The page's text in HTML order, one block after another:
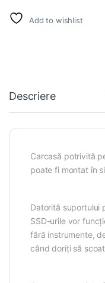
Add to wishlist
Descriere
Carcasă potrivită
poate fi montat în
Datorită suportului
SSD-urile vor
fără instrumente,
când doriți să